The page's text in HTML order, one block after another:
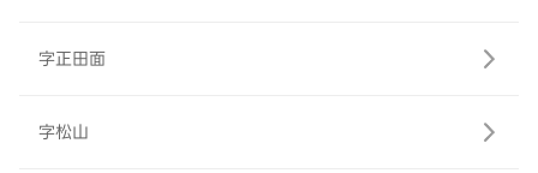
字正田面
字松山